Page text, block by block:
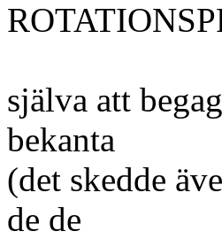
själva att
bekanta
(det skedde
de de